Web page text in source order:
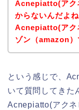
Acnepiatto(アク
からないんだよね
Acnepiatto(アク
ゾン（amazon）
という感じで、
いて質問してきた
Acnepiatto(アクネ